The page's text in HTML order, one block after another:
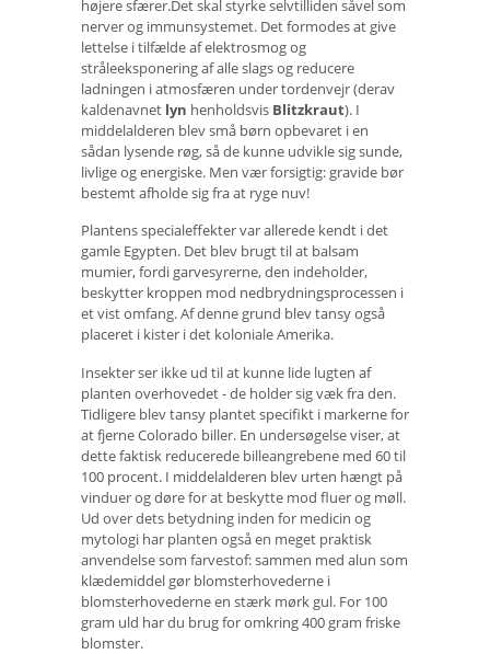
højere sfærer.Det skal styrke selvtilliden såvel som
nerver og immunsystemet. Det formodes at give
lettelse i tilfælde af elektrosmog og
stråleeksponering af alle slags og reducere
ladningen i atmosfæren under tordenvejr (derav
kaldenavnet lyn henholdsvis Blitzkraut). I
middelalderen blev små børn opbevaret i en
sådan lysende røg, så de kunne udvikle sig sunde,
livlige og energiske. Men vær forsigtig: gravide bør
bestemt afholde sig fra at ryge nuv!
Plantens specialeffekter var allerede kendt i det
gamle Egypten. Det blev brugt til at balsam
mumier, fordi garvesyrerne, den indeholder,
beskytter kroppen mod nedbrydningsprocessen i
et vist omfang. Af denne grund blev tansy også
placeret i kister i det koloniale Amerika.
Insekter ser ikke ud til at kunne lide lugten af ​​
planten overhovedet - de holder sig væk fra den.
Tidligere blev tansy plantet specifikt i markerne for
at fjerne Colorado biller. En undersøgelse viser, at
dette faktisk reducerede billeangrebene med 60 til
100 procent. I middelalderen blev urten hængt på
vinduer og døre for at beskytte mod fluer og møll.
Ud over dets betydning inden for medicin og
mytologi har planten også en meget praktisk
anvendelse som farvestof: sammen med alun som
klædemiddel gør blomsterhovederne i
blomsterhovederne en stærk mørk gul. For 100
gram uld har du brug for omkring 400 gram friske
blomster.